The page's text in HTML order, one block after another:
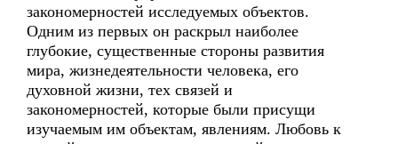
закономерностей исследуемых объектов.
Одним из первых он раскрыл наиболее
глубокие, существенные стороны развития
мира, жизнедеятельности человека, его
духовной жизни, тех связей и
закономерностей, которые были присущи
изучаемым им объектам, явлениям. Любовь к